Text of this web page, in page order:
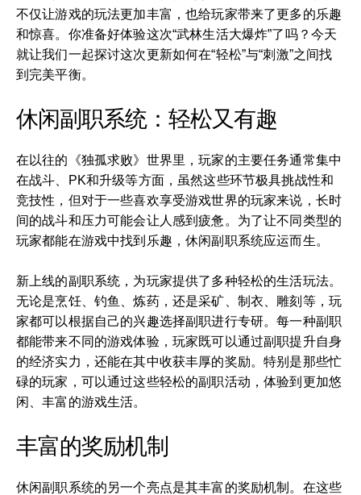
不仅让游戏的玩法更加丰富，也给玩家带来了更多的乐趣
和惊喜。你准备好体验这次“武林生活大爆炸”了吗？今天
就让我们一起探讨这次更新如何在“轻松”与“刺激”之间找
到完美平衡。
休闲副职系统：轻松又有趣
在以往的《独孤求败》世界里，玩家的主要任务通常集中
在战斗、PK和升级等方面，虽然这些环节极具挑战性和
竞技性，但对于一些喜欢享受游戏世界的玩家来说，长时
间的战斗和压力可能会让人感到疲惫。为了让不同类型的
玩家都能在游戏中找到乐趣，休闲副职系统应运而生。
新上线的副职系统，为玩家提供了多种轻松的生活玩法。
无论是烹饪、钓鱼、炼药，还是采矿、制衣、雕刻等，玩
家都可以根据自己的兴趣选择副职进行专研。每一种副职
都能带来不同的游戏体验，玩家既可以通过副职提升自身
的经济实力，还能在其中收获丰厚的奖励。特别是那些忙
碌的玩家，可以通过这些轻松的副职活动，体验到更加悠
闲、丰富的游戏生活。
丰富的奖励机制
休闲副职系统的另一个亮点是其丰富的奖励机制。在这些